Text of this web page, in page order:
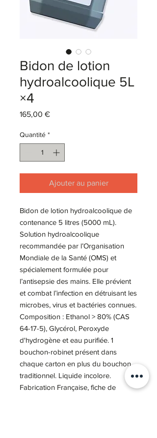
Bidon de lotion
hydroalcoolique 5L
×4
165,00 €Prix
Quantité *
Ajouter au panier
Bidon de lotion hydroalcoolique de
contenance 5 litres (5000 mL).
Solution hydroalcoolique
recommandée par l’Organisation
Mondiale de la Santé (OMS) et
spécialement formulée pour
l’antisepsie des mains. Elle prévient
et combat l’infection en détruisant les
microbes, virus et bactéries connues.
Composition : Ethanol > 80% (CAS
64-17-5), Glycérol, Peroxyde
d'hydrogène et eau purifiée. 1
bouchon-robinet présent dans
chaque carton en plus du bouchon
traditionnel. Liquide incolore.
Fabrication Française, fiche de